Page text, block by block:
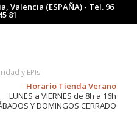
Valencia (ESPAÑA) - Tel. 96
81
y EPIs
Horario Tienda Verano
LUNES a VIERNES de 8h a 16h
Y DOMINGOS CERRADO